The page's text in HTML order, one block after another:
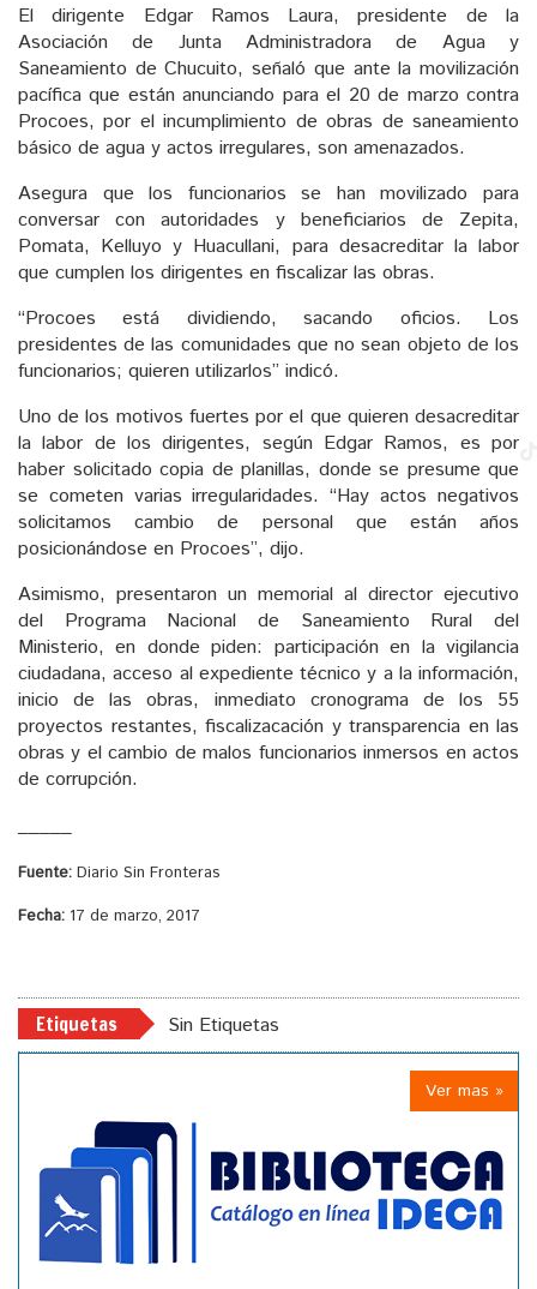
El dirigente Edgar Ramos Laura, presidente de la
Asociación de Junta Administradora de Agua y
Saneamiento de Chucuito, señaló que ante la movilización
pacífica que están anunciando para el 20 de marzo contra
Procoes, por el incumplimiento de obras de saneamiento
básico de agua y actos irregulares, son amenazados.
Asegura que los funcionarios se han movilizado para
conversar con autoridades y beneficiarios de Zepita,
Pomata, Kelluyo y Huacullani, para desacreditar la labor
que cumplen los dirigentes en fiscalizar las obras.
“Procoes está dividiendo, sacando oficios. Los
presidentes de las comunidades que no sean objeto de los
funcionarios; quieren utilizarlos” indicó.
Uno de los motivos fuertes por el que quieren desacreditar
la labor de los dirigentes, según Edgar Ramos, es por
haber solicitado copia de planillas, donde se presume que
se cometen varias irregularidades. “Hay actos negativos
solicitamos cambio de personal que están años
posicionándose en Procoes”, dijo.
Asimismo, presentaron un memorial al director ejecutivo
del Programa Nacional de Saneamiento Rural del
Ministerio, en donde piden: participación en la vigilancia
ciudadana, acceso al expediente técnico y a la información,
inicio de las obras, inmediato cronograma de los 55
proyectos restantes, fiscalizacación y transparencia en las
obras y el cambio de malos funcionarios inmersos en actos
de corrupción.
Fuente: Diario Sin Fronteras
Fecha: 17 de marzo, 2017
Etiquetas Sin Etiquetas
Ver mas »